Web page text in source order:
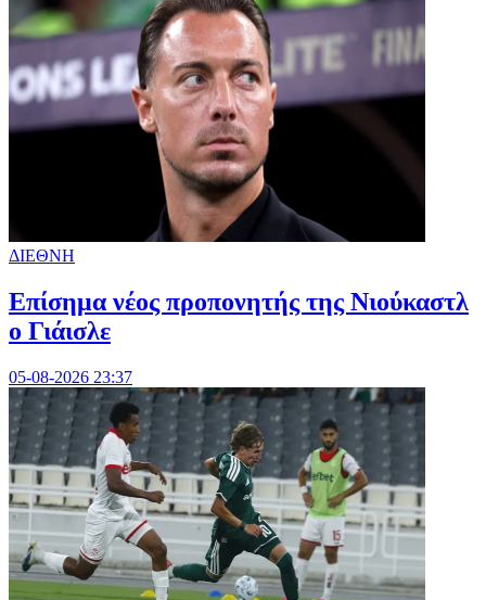
ΔΙΕΘΝΗ
Επίσημα νέος προπονητής της Νιούκαστλ
ο Γιάισλε
05-08-2026 23:37